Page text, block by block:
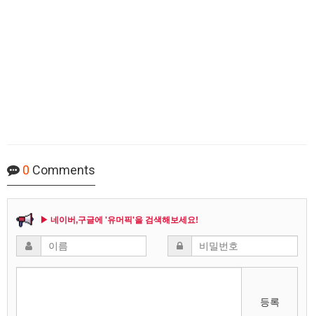
0 Comments
▶ 네이버,구글에 '유머픽'을 검색해보세요!
등록